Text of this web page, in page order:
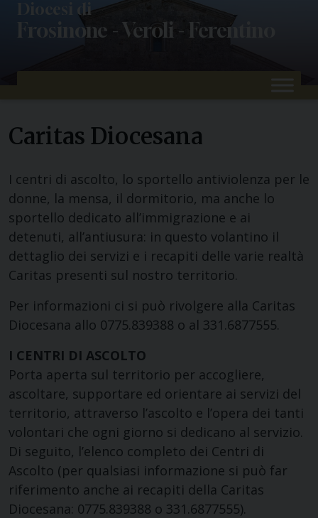
Diocesi di
Frosinone - Veroli - Ferentino
Caritas Diocesana
I centri di ascolto, lo sportello antiviolenza per le
donne, la mensa, il dormitorio, ma anche lo
sportello dedicato all’immigrazione e ai
detenuti, all’antiusura: in questo volantino il
dettaglio dei servizi e i recapiti delle varie realtà
Caritas presenti sul nostro territorio.
Per informazioni ci si può rivolgere alla Caritas
Diocesana allo 0775.839388 o al 331.6877555.
I CENTRI DI ASCOLTO
Porta aperta sul territorio per accogliere,
ascoltare, supportare ed orientare ai servizi del
territorio, attraverso l’ascolto e l’opera dei tanti
volontari che ogni giorno si dedicano al servizio.
Di seguito, l’elenco completo dei Centri di
Ascolto (per qualsiasi informazione si può far
riferimento anche ai recapiti della Caritas
Diocesana: 0775.839388 o 331.6877555).